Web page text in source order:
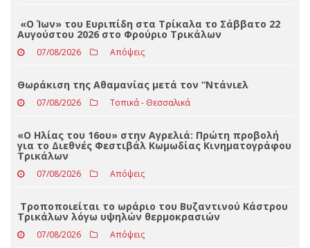
Η ΙΑΠΩΝΙΚΗ παραμένει Χορηγός Ονοματοδοσίας του
Α.Σ. Καρδίτσας για 4η διαδοχική χρονιά!
07/08/2026 Αθλητικά
«Ο Ίων» του Ευριπίδη στα Τρίκαλα το Σάββατο 22
Αυγούστου 2026 στο Φρούριο Τρικάλων
Θωράκιση της Αθαμανίας μετά τον “Ντάνιελ
για το Διεθνές Φεστιβάλ Κωμωδίας Κινηματογράφου
Τρικάλων
07/08/2026 Απόψεις